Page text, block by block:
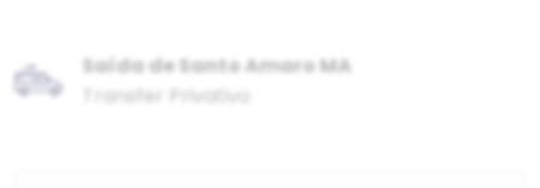
Saída de Santo Amaro MA
Transfer Privativo